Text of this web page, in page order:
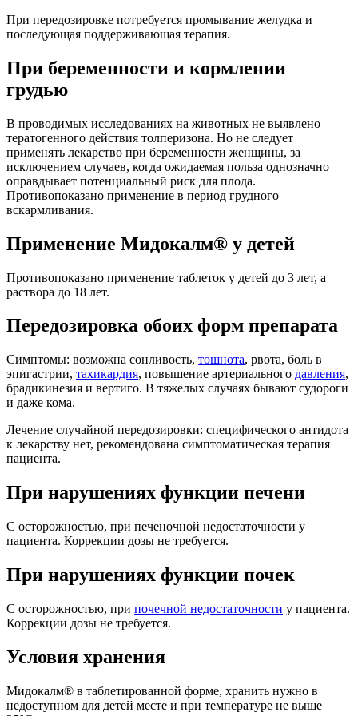
При передозировке потребуется промывание желудка и
последующая поддерживающая терапия.
При беременности и кормлении
грудью
В проводимых исследованиях на животных не выявлено
тератогенного действия толперизона. Но не следует
применять лекарство при беременности женщины, за
исключением случаев, когда ожидаемая польза однозначно
оправдывает потенциальный риск для плода.
Противопоказано применение в период грудного
вскармливания.
Применение Мидокалм® у детей
Противопоказано применение таблеток у детей до 3 лет, а
раствора до 18 лет.
Передозировка обоих форм препарата
Симптомы: возможна сонливость, тошнота, рвота, боль в
эпигастрии, тахикардия, повышение артериального давления,
брадикинезия и вертиго. В тяжелых случаях бывают судороги
и даже кома.
Лечение случайной передозировки: специфического антидота
к лекарству нет, рекомендована симптоматическая терапия
пациента.
При нарушениях функции печени
С осторожностью, при печеночной недостаточности у
пациента. Коррекции дозы не требуется.
При нарушениях функции почек
С осторожностью, при почечной недостаточности у пациента.
Коррекции дозы не требуется.
Условия хранения
Мидокалм® в таблетированной форме, хранить нужно в
недоступном для детей месте и при температуре не выше